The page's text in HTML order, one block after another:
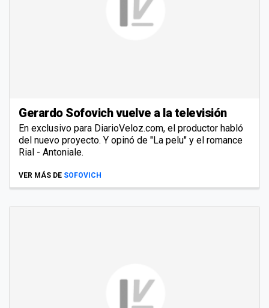
Gerardo Sofovich vuelve a la televisión
En exclusivo para DiarioVeloz.com, el productor habló
del nuevo proyecto. Y opinó de "La pelu" y el romance
Rial - Antoniale.
VER MÁS DE SOFOVICH